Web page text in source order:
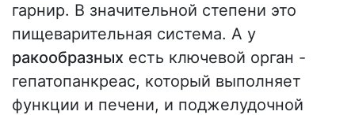
гарнир. В значительной степени это
пищеварительная система. А у
ракообразных есть ключевой орган -
гепатопанкреас, который выполняет
функции и печени, и поджелудочной